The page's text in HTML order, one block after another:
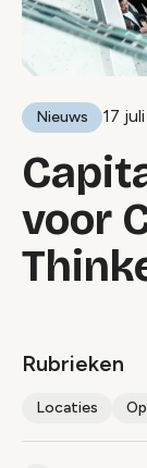
Nieuws 17
voor
Rubrieken
Locaties